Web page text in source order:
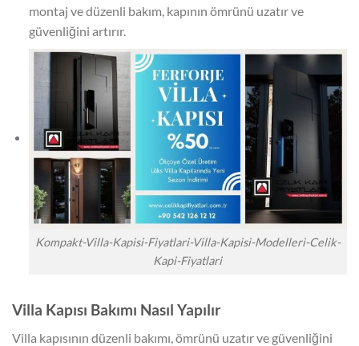
montaj ve düzenli bakım, kapının ömrünü uzatır ve
güvenliğini artırır.
Kompakt-Villa-Kapisi-Fiyatlari-Villa-Kapisi-Modelleri-Celik-
Kapi-Fiyatlari
Villa Kapısı Bakımı Nasıl Yapılır
Villa kapısının düzenli bakımı, ömrünü uzatır ve güvenliğini